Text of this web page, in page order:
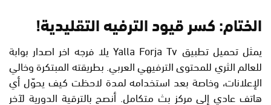
الختام: كسر قيود الترفيه التقليدية!
يمثل تحميل تطبيق Yalla Forja Tv يلا فرجه اخر اصدار بوابة
للعالم الثري للمحتوى الترفيهي العربي. بطريقته المبتكرة وخالي
الإعلانات، وخاصة بعد استخدامه لمدة لاحظت كيف يحوّل أي
هاتف عادي إلى مركز بث متكامل. أنصح بالترقية الدورية لآخر